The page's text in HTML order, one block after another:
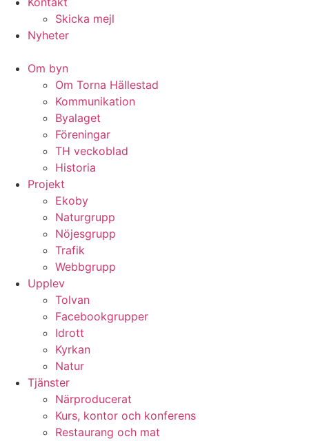
Skicka mejl
Nyheter
Om byn
Om Torna Hällestad
Kommunikation
Byalaget
Föreningar
TH veckoblad
Historia
Projekt
Ekoby
Naturgrupp
Nöjesgrupp
Trafik
Webbgrupp
Upplev
Tolvan
Facebookgrupper
Idrott
Kyrkan
Natur
Tjänster
Närproducerat
Kurs, kontor och konferens
Restaurang och mat